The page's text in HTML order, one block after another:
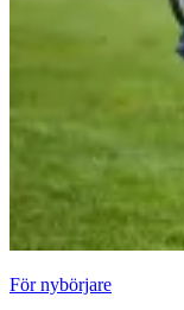
För nybörjare